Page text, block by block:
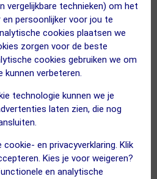
vergelijkbare technieken) om het
persoonlijker voor jou te
cookies plaatsen we
zorgen voor de beste
cookies gebruiken we om
kunnen verbeteren.
technologie kunnen we je
laten zien, die nog
cookie- en privacyverklaring. Klik
Kies je voor weigeren?
en analytische
SUMMER SALE